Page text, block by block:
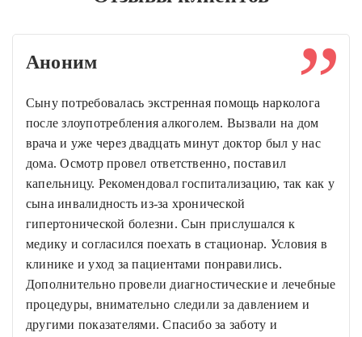
Аноним
Сыну потребовалась экстренная помощь нарколога
после злоупотребления алкоголем. Вызвали на дом
врача и уже через двадцать минут доктор был у нас
дома. Осмотр провел ответственно, поставил
капельницу. Рекомендовал госпитализацию, так как у
сына инвалидность из-за хронической
гипертонической болезни. Сын прислушался к
медику и согласился поехать в стационар. Условия в
клинике и уход за пациентами понравились.
Дополнительно провели диагностические и лечебные
процедуры, внимательно следили за давлением и
другими показателями. Спасибо за заботу и